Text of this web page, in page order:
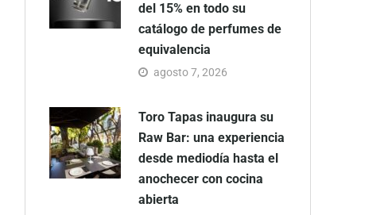
del 15% en todo su
catálogo de perfumes de
equivalencia
agosto 7, 2026
Toro Tapas inaugura su
Raw Bar: una experiencia
desde mediodía hasta el
anochecer con cocina
abierta